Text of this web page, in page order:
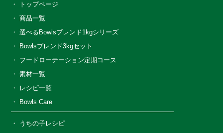
トップページ
商品一覧
選べるBowlsブレンド1kgシリーズ
Bowlsブレンド3kgセット
フードローテーション定期コース
素材一覧
レシピ一覧
Bowls Care
うちの子レシピ